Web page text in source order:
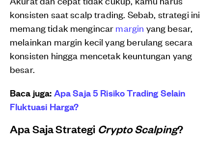
konsisten saat scalp trading. Sebab, strategi ini
memang tidak mengincar margin yang besar,
melainkan margin kecil yang berulang secara
konsisten hingga mencetak keuntungan yang
besar.
Baca juga:Apa Saja 5 Risiko Trading Selain
Fluktuasi Harga?
Apa Saja Strategi Crypto Scalping?